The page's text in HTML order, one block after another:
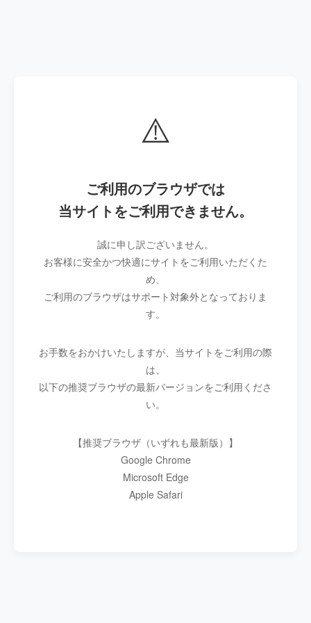
⚠️
ご利用のブラウザでは
当サイトをご利用できません。
誠に申し訳ございません。
お客様に安全かつ快適にサイトをご利用いただくた
め、
ご利用のブラウザはサポート対象外となっておりま
す。
お手数をおかけいたしますが、当サイトをご利用の際
は、
以下の推奨ブラウザの最新バージョンをご利用くださ
い。
【推奨ブラウザ（いずれも最新版）】
Google Chrome
Microsoft Edge
Apple Safari